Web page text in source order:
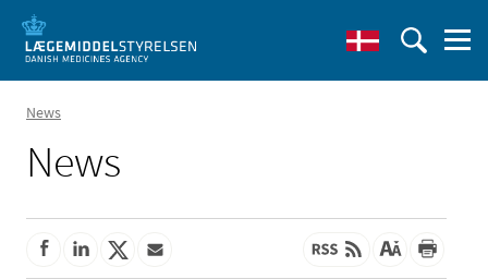
News
News